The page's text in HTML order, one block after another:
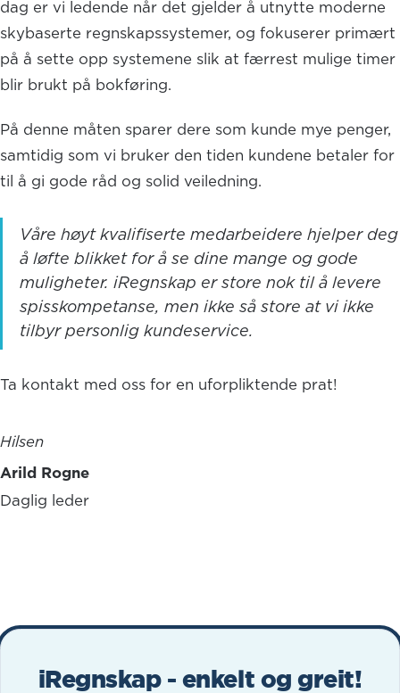
dag er vi ledende når det gjelder å utnytte moderne
skybaserte regnskapssystemer, og fokuserer primært
på å sette opp systemene slik at færrest mulige timer
blir brukt på bokføring.
På denne måten sparer dere som kunde mye penger,
samtidig som vi bruker den tiden kundene betaler for
til å gi gode råd og solid veiledning.
Våre høyt kvalifiserte medarbeidere hjelper deg
å løfte blikket for å se dine mange og gode
muligheter. iRegnskap er store nok til å levere
spisskompetanse, men ikke så store at vi ikke
tilbyr personlig kundeservice.
Ta kontakt med oss for en uforpliktende prat!
Hilsen
Arild Rogne
Daglig leder
iRegnskap - enkelt og greit!